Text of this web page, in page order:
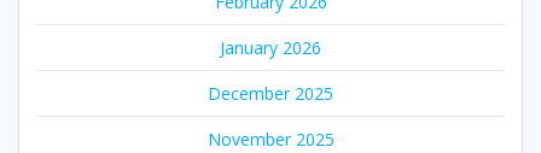
January 2026
December 2025
November 2025